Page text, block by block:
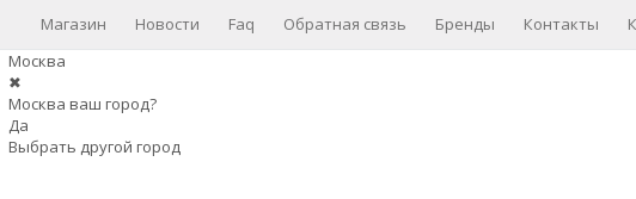
Магазин Новости Faq Обратная связь Бренды Контакты
Москва
✖
Москва ваш город?
Да
Выбрать другой город